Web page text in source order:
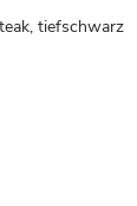
tiefschwarz